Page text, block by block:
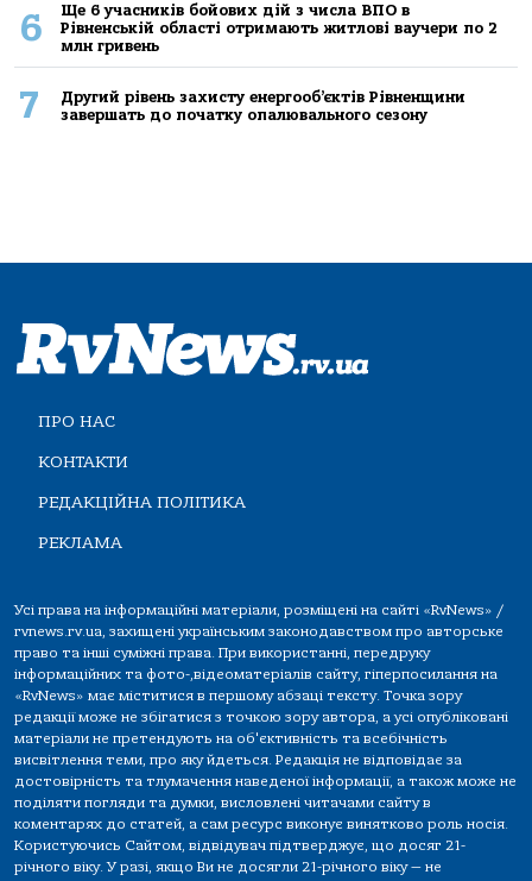
6
Ще 6 учасників бойових дій з числа ВПО в
Рівненській області отримають житлові ваучери по 2
млн гривень
7
Другий рівень захисту енергооб’єктів Рівненщини
завершать до початку опалювального сезону
ПРО НАС
КОНТАКТИ
РЕДАКЦІЙНА ПОЛІТИКА
РЕКЛАМА
Усі права на інформаційні матеріали, розміщені на сайті «RvNews» /
rvnews.rv.ua, захищені українським законодавством про авторське
право та інші суміжні права. При використанні, передруку
інформаційних та фото-,відеоматеріалів сайту, гіперпосилання на
«RvNews» має міститися в першому абзаці тексту. Точка зору
редакції може не збігатися з точкою зору автора, а усі опубліковані
матеріали не претендують на об'єктивність та всебічність
висвітлення теми, про яку йдеться. Редакція не відповідає за
достовірність та тлумачення наведеної інформації, а також може не
поділяти погляди та думки, висловлені читачами сайту в
коментарях до статей, а сам ресурс виконує винятково роль носія.
Користуючись Сайтом, відвідувач підтверджує, що досяг 21-
річного віку. У разі, якщо Ви не досягли 21-річного віку — не